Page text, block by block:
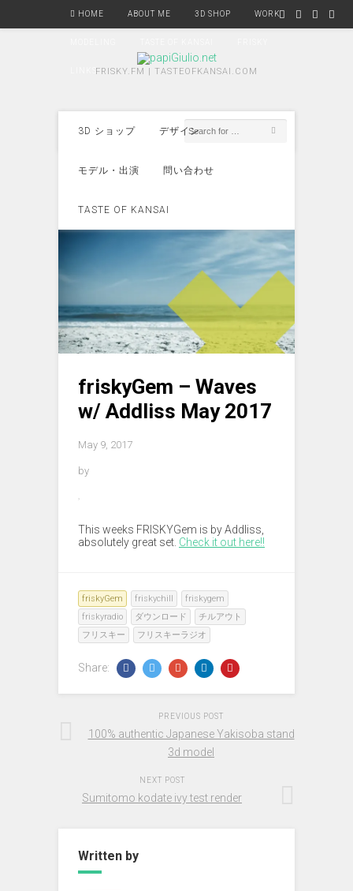
HOME ABOUT ME 3D SHOP WORK
LINKSFRISKY.FM | TASTEOFKANSAI.COM
3D ショップ デザイン
モデル・出演 問い合わせ
TASTE OF KANSAI
friskyGem – Waves
w/ Addliss May 2017
May 9, 2017
by
This weeks FRISKYGem is by Addliss,
absolutely great set. Check it out here!!
friskyGem friskychill
friskygem
friskyradio
ダウンロード
チルアウト
フリスキー
フリスキーラジオ
Share:
PREVIOUS POST
100% authentic Japanese Yakisoba stand
3d model
NEXT POST
Sumitomo kodate ivy test render
Written by